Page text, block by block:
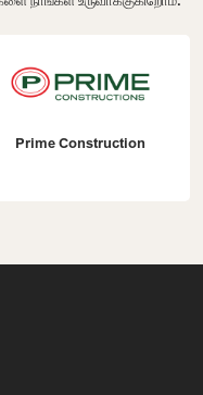
Prime Construction